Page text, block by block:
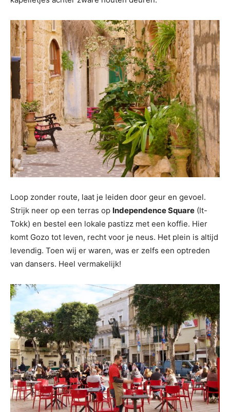
Loop zonder route, laat je leiden door geur en gevoel.
Strijk neer op een terras op Independence Square (It-
Tokk) en bestel een lokale pastizz met een koffie. Hier
komt Gozo tot leven, recht voor je neus. Het plein is altijd
levendig. Toen wij er waren, was er zelfs een optreden
van dansers. Heel vermakelijk!